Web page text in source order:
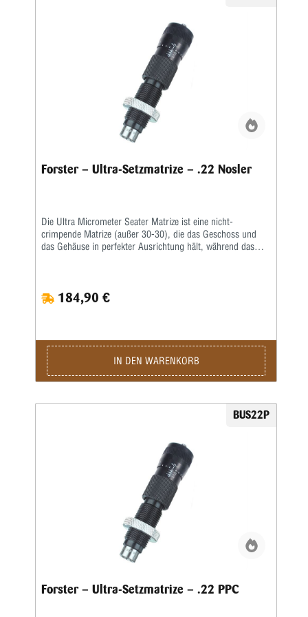
Ablesen des Mikrometers • Erhältlich in 80 Kalibern
Forster – Ultra-Setzmatrize – .22 Nosler
Die Ultra Micrometer Seater Matrize ist eine nicht-
crimpende Matrize (außer 30-30), die das Geschoss und
das Gehäuse in perfekter Ausrichtung hält, während das
gewünschten Tiefe platziert und gemessen haben, stellen Sie
einfach den Mikrometerschaft nach oben oder unten auf die
Sitzfunktionen der originalen Bench Rest Seater Matrize
sowie ein ultragenaues Mikrometer zum Einstellen der
Geschosssitztiefe • Mikrometer ermöglicht Feinabstimmung
in beide Richtungen; leicht einstellbar auf .0005″ •
gekennzeichnet • Beseitigt einen Großteil des Versuchs und
Irrtums, der früher mit dem Sitzen von genauen Runden
Ablesen des Mikrometers • Erhältlich in 80 Kalibern
184,90 €
IN DEN WARENKORB
BUS22P
Forster – Ultra-Setzmatrize – .22 PPC